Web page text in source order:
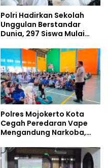
Polri Hadirkan Sekolah
Unggulan Berstandar
Dunia, 297 Siswa Mulai
Polres Mojokerto Kota
Cegah Peredaran Vape
Mengandung Narkoba,
Kalangan Remaja